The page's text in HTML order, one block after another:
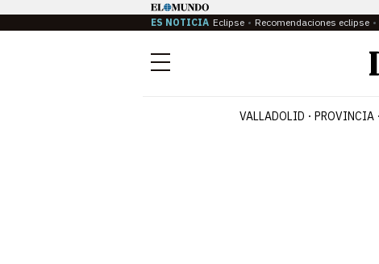
ES NOTICIA Eclipse Recomendaciones eclipse
Menú
VALLADOLID PROVINCIA